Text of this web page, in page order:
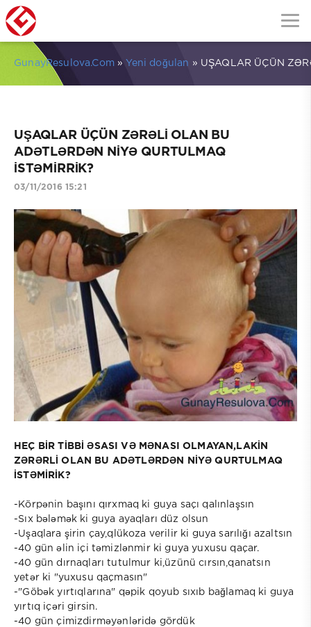
GunayResulova.Com» Yeni doğulan » UŞAQLAR ÜÇÜN
UŞAQLAR ÜÇÜN ZƏRƏLİ OLAN BU
ADƏTLƏRDƏN NİYƏ QURTULMAQ
İSTƏMİRRİK?
03/11/2016 15:21
HEÇ BİR TİBBİ ƏSASI VƏ MƏNASI OLMAYAN,LAKİN
ZƏRƏRLİ OLAN BU ADƏTLƏRDƏN NİYƏ QURTULMAQ
İSTƏMİRİK?
-Körpənin başını qırxmaq ki guya saçı qalınlaşsın
-Sıx bələmək ki guya ayaqları düz olsun
-Uşaqlara şirin çay,qlükoza verilir ki guya sarılığı azaltsın
-40 gün əlin içi təmizlənmir ki guya yuxusu qaçar.
-40 gün dırnaqları tutulmur ki,üzünü cırsın,qanatsın
yetər ki "yuxusu qaçmasın"
-"Göbək yırtıqlarına" qəpik qoyub sıxıb bağlamaq ki guya
yırtıq içəri girsin.
-40 gün çimizdirməyənləridə gördük